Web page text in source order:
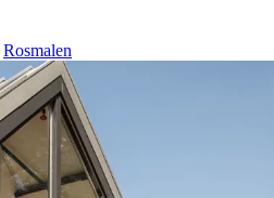
Rosmalen